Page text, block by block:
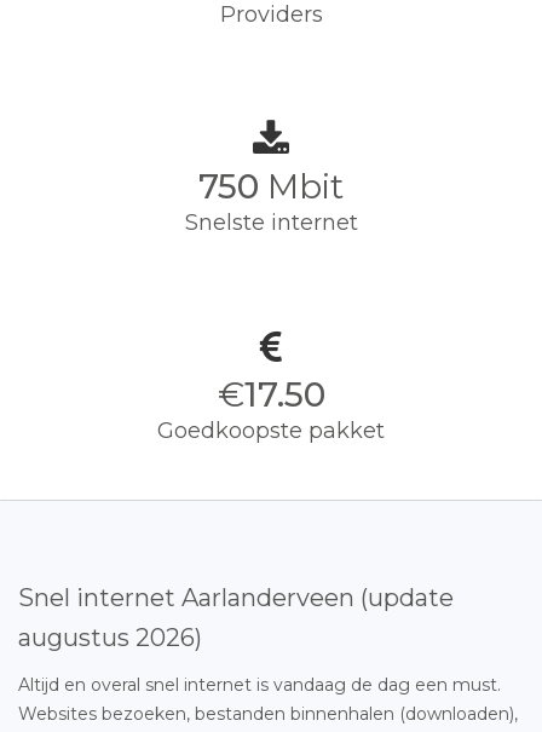
Providers
750 Mbit
Snelste internet
€17.50
Goedkoopste pakket
Snel internet Aarlanderveen (update
augustus 2026)
Altijd en overal snel internet is vandaag de dag een must.
Websites bezoeken, bestanden binnenhalen (downloaden),